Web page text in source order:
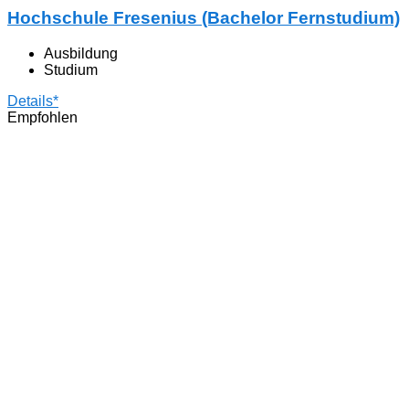
Hochschule Fresenius (Bachelor Fernstudium)
Ausbildung
Studium
Details*
Empfohlen